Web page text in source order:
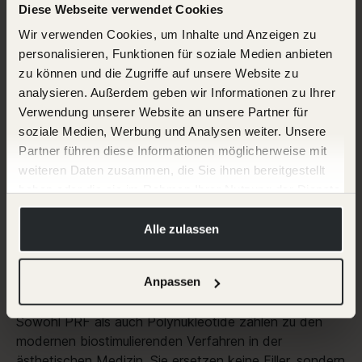
Diese Webseite verwendet Cookies
Wir verwenden Cookies, um Inhalte und Anzeigen zu
personalisieren, Funktionen für soziale Medien anbieten
zu können und die Zugriffe auf unsere Website zu
analysieren. Außerdem geben wir Informationen zu Ihrer
Verwendung unserer Website an unsere Partner für
soziale Medien, Werbung und Analysen weiter. Unsere
Partner führen diese Informationen möglicherweise mit
weiteren Daten zusammen, die Sie ihnen bereitgestellt
gesammelt haben.
Hier finden Sie mehr Informationen:
Impressum
Alle zulassen
Anpassen
Ebenen:
Aktivierung der Fibroblasten
Förderung der Kollagen- und Elastinbildung
Verbesserung der Hautfeuchtigkeit
Unterstützung der Zellregeneration
insbesondere bei feinen Linien, müder Haut und der
empfindlichen Augenregion.
PRF vs. Polynukleotide: Welche
Behandlung ist besser?
Sowohl PRF als auch Polynukleotide zählen zu den
modernen biostimulierenden Verfahren in der